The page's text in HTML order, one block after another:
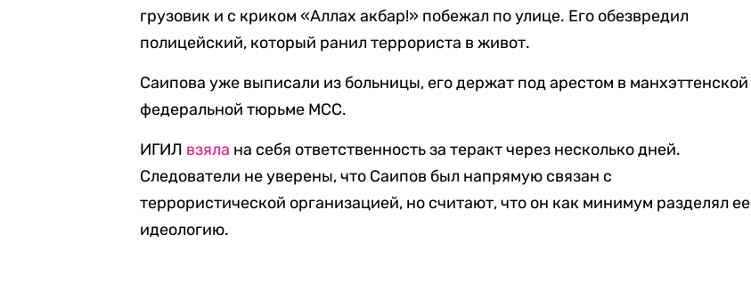
грузовик и с криком «Аллах акбар!» побежал по улице. Его обезвредил
полицейский, который ранил террориста в живот.
Саипова уже выписали из больницы, его держат под арестом в манхэттенской
федеральной тюрьме МСС.
ИГИЛ взяла на себя ответственность за теракт через несколько дней.
Следователи не уверены, что Саипов был напрямую связан с
террористической организацией, но считают, что он как минимум разделял ее
идеологию.